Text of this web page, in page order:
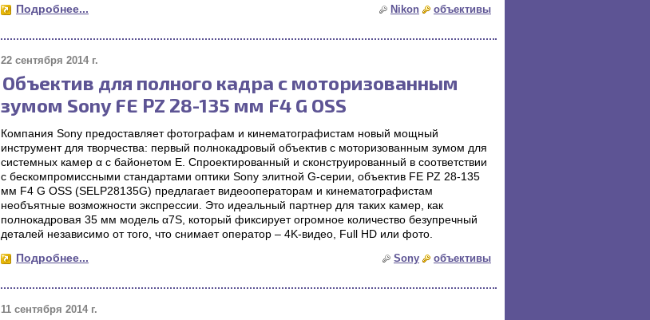
Подробнее...
Nikon объективы
22 сентября 2014 г.
Объектив для полного кадра с моторизованным
зумом Sony FE PZ 28-135 мм F4 G OSS
Компания Sony предоставляет фотографам и кинематографистам новый мощный
инструмент для творчества: первый полнокадровый объектив с моторизованным зумом для
системных камер α с байонетом E. Спроектированный и сконструированный в соответствии
с бескомпромиссными стандартами оптики Sony элитной G-серии, объектив FE PZ 28-135
мм F4 G OSS (SELP28135G) предлагает видеооператорам и кинематографистам
необъятные возможности экспрессии. Это идеальный партнер для таких камер, как
полнокадровая 35 мм модель α7S, который фиксирует огромное количество безупречный
деталей независимо от того, что снимает оператор – 4K-видео, Full HD или фото.
Подробнее...
Sony объективы
11 сентября 2014 г.